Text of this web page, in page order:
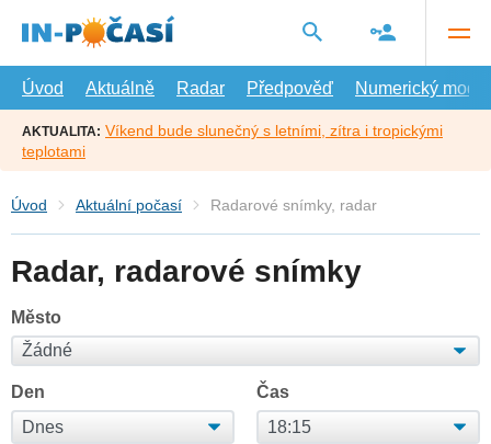
hlavní
Úvod
Aktuálně Radar Předpověď Numerický model
AKTUALITA: Víkend bude slunečný s letními, zítra i tropickými
teplotami
Úvod Aktuální počasí Radarové snímky, radar
Radar, radarové snímky
Město
Den Čas